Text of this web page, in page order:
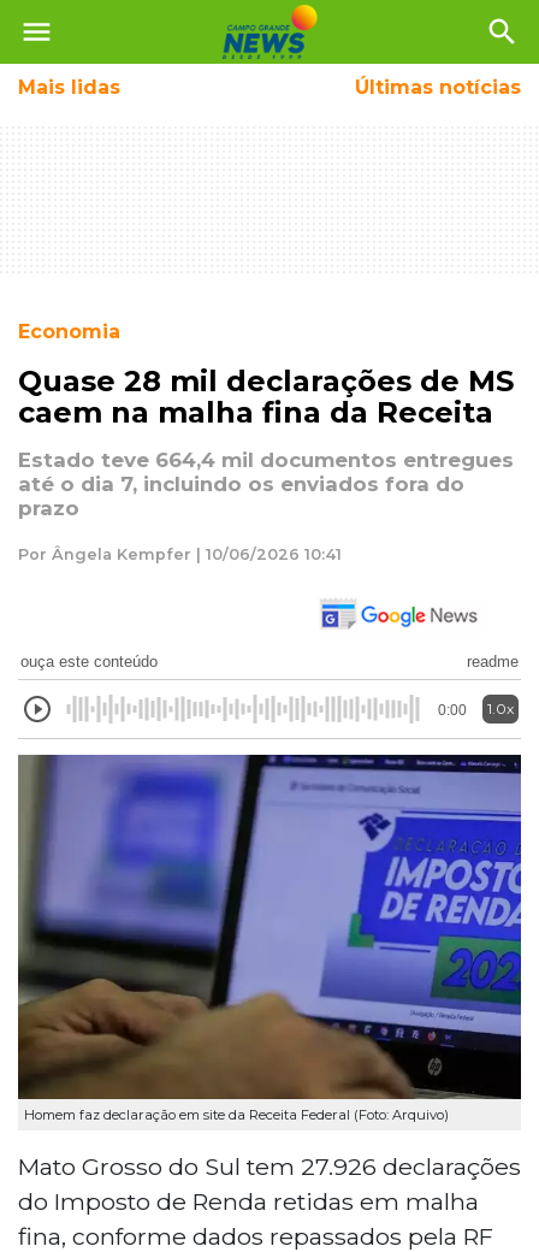
menu search
Mais lidas Últimas notícias
Economia
Quase 28 mil declarações de MS
caem na malha fina da Receita
Estado teve 664,4 mil documentos entregues
até o dia 7, incluindo os enviados fora do
prazo
Por Ângela Kempfer | 10/06/2026 10:41
ouça este conteúdo readme
0:00 1.0x
Homem faz declaração em site da Receita Federal (Foto: Arquivo)
Mato Grosso do Sul tem 27.926 declarações
do Imposto de Renda retidas em malha
fina, conforme dados repassados pela RF